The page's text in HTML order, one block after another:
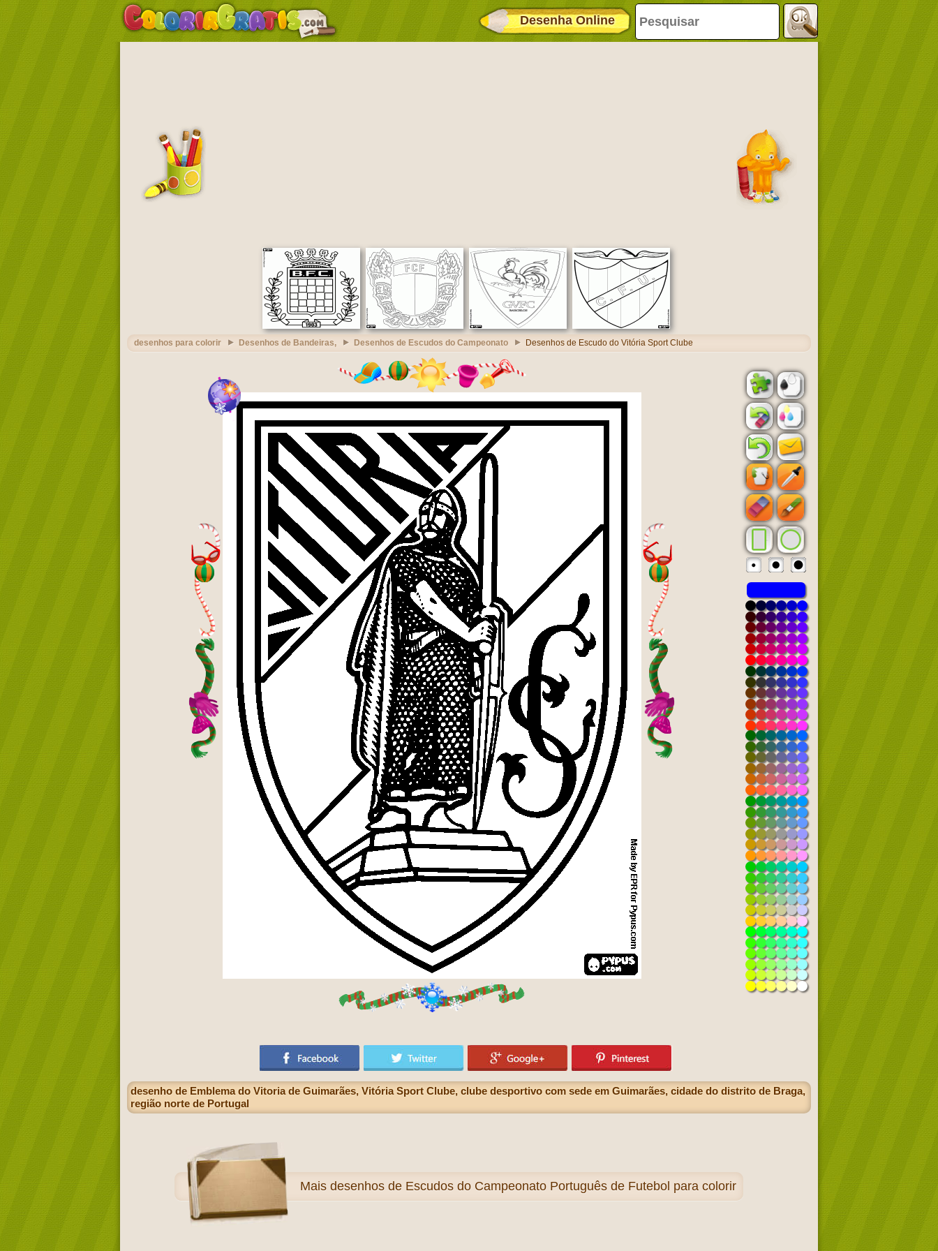
Desenha Online
desenhos para colorir Desenhos de Bandeiras, Desenhos de Escudos do Campeonato Desenhos de Escudo do Vitória Sport Clube
desenho de Emblema do Vitoria de Guimarães, Vitória Sport Clube, clube desportivo com sede em Guimarães, cidade do distrito de Braga,
região norte de Portugal
Mais desenhos de Escudos do Campeonato Português de Futebol para colorir